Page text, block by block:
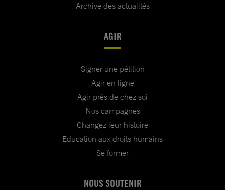
Archive des actualités
AGIR
Signer une pétition
Agir en ligne
Agir près de chez soi
Nos campagnes
Changez leur histoire
Education aux droits humains
Se former
NOUS SOUTENIR